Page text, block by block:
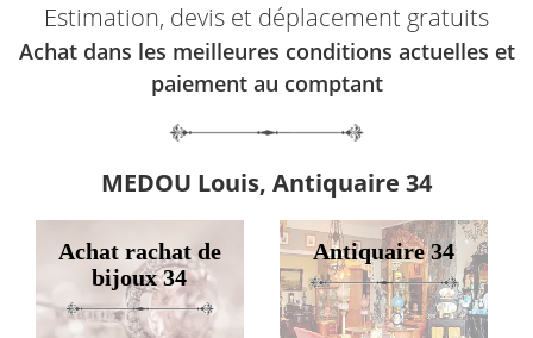
Estimation, devis et déplacement gratuits
Achat dans les meilleures conditions actuelles et
paiement au comptant
MEDOU Louis, Antiquaire 34
Achat rachat de
bijoux 34
Antiquaire 34